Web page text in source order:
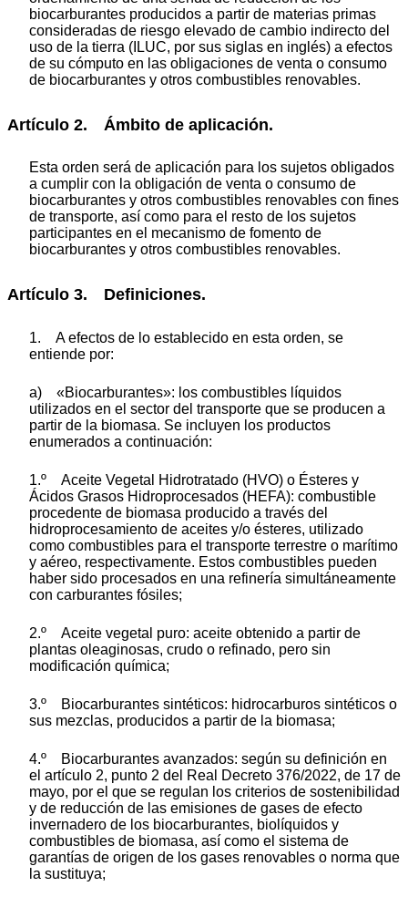
biocarburantes producidos a partir de materias primas
consideradas de riesgo elevado de cambio indirecto del
uso de la tierra (ILUC, por sus siglas en inglés) a efectos
de su cómputo en las obligaciones de venta o consumo
de biocarburantes y otros combustibles renovables.
Artículo 2. Ámbito de aplicación.
Esta orden será de aplicación para los sujetos obligados
a cumplir con la obligación de venta o consumo de
biocarburantes y otros combustibles renovables con fines
de transporte, así como para el resto de los sujetos
participantes en el mecanismo de fomento de
biocarburantes y otros combustibles renovables.
Artículo 3. Definiciones.
1. A efectos de lo establecido en esta orden, se
entiende por:
a) «Biocarburantes»: los combustibles líquidos
utilizados en el sector del transporte que se producen a
partir de la biomasa. Se incluyen los productos
enumerados a continuación:
1.º Aceite Vegetal Hidrotratado (HVO) o Ésteres y
Ácidos Grasos Hidroprocesados (HEFA): combustible
procedente de biomasa producido a través del
hidroprocesamiento de aceites y/o ésteres, utilizado
como combustibles para el transporte terrestre o marítimo
y aéreo, respectivamente. Estos combustibles pueden
haber sido procesados en una refinería simultáneamente
con carburantes fósiles;
2.º Aceite vegetal puro: aceite obtenido a partir de
plantas oleaginosas, crudo o refinado, pero sin
modificación química;
3.º Biocarburantes sintéticos: hidrocarburos sintéticos o
sus mezclas, producidos a partir de la biomasa;
4.º Biocarburantes avanzados: según su definición en
el artículo 2, punto 2 del Real Decreto 376/2022, de 17 de
mayo, por el que se regulan los criterios de sostenibilidad
y de reducción de las emisiones de gases de efecto
invernadero de los biocarburantes, biolíquidos y
combustibles de biomasa, así como el sistema de
garantías de origen de los gases renovables o norma que
la sustituya;